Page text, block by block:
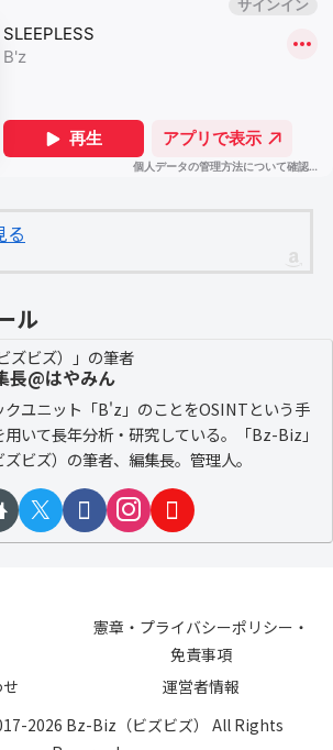
る
ル
ズビズ）」の筆者
長@はやみん
クユニット「B'z」のことをOSINTという手
用いて長年分析・研究している。「Bz-Biz」
ズビズ）の筆者、編集長。管理人。
憲章・プライバシーポリシー・
免責事項
運営者情報
2026 Bz-Biz（ビズビズ） All Rights